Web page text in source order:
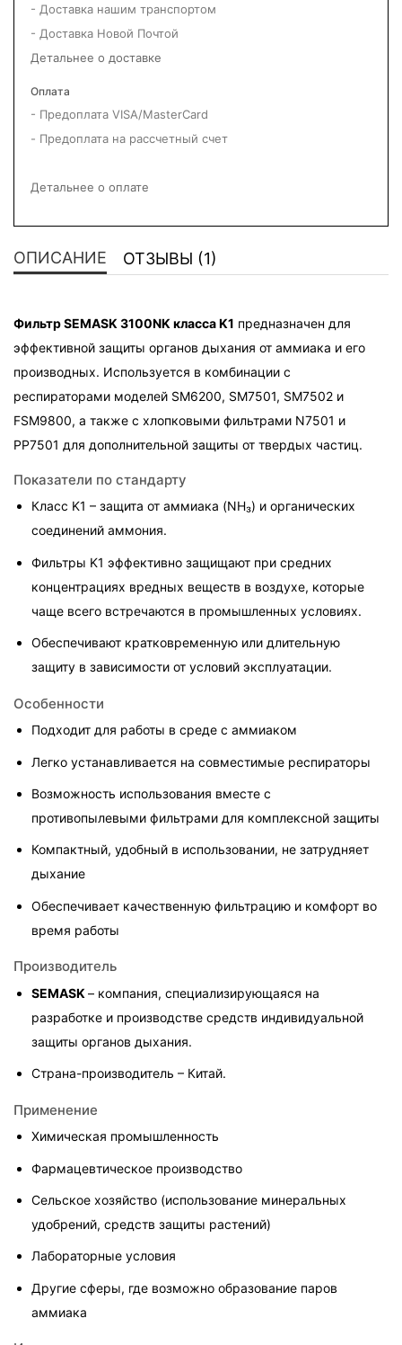
- Доставка нашим транспортом
- Доставка Новой Почтой
Детальнее о доставке
Оплата
- Предоплата VISA/MasterCard
- Предоплата на рассчетный счет
Детальнее о оплате
ОПИСАНИЕ ОТЗЫВЫ (1)
Фильтр SEMASK 3100NK класса K1 предназначен для
эффективной защиты органов дыхания от аммиака и его
производных. Используется в комбинации с
респираторами моделей SM6200, SM7501, SM7502 и
FSM9800, а также с хлопковыми фильтрами N7501 и
PP7501 для дополнительной защиты от твердых частиц.
Показатели по стандарту
Класс K1 – защита от аммиака (NH₃) и органических
соединений аммония.
Фильтры K1 эффективно защищают при средних
концентрациях вредных веществ в воздухе, которые
чаще всего встречаются в промышленных условиях.
Обеспечивают кратковременную или длительную
защиту в зависимости от условий эксплуатации.
Особенности
Подходит для работы в среде с аммиаком
Легко устанавливается на совместимые респираторы
Возможность использования вместе с
противопылевыми фильтрами для комплексной защиты
Компактный, удобный в использовании, не затрудняет
дыхание
Обеспечивает качественную фильтрацию и комфорт во
время работы
Производитель
SEMASK – компания, специализирующаяся на
разработке и производстве средств индивидуальной
защиты органов дыхания.
Страна-производитель – Китай.
Применение
Химическая промышленность
Фармацевтическое производство
Сельское хозяйство (использование минеральных
удобрений, средств защиты растений)
Лабораторные условия
Другие сферы, где возможно образование паров
аммиака